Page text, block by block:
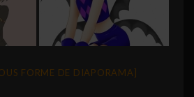
FORME DE DIAPORAMA]